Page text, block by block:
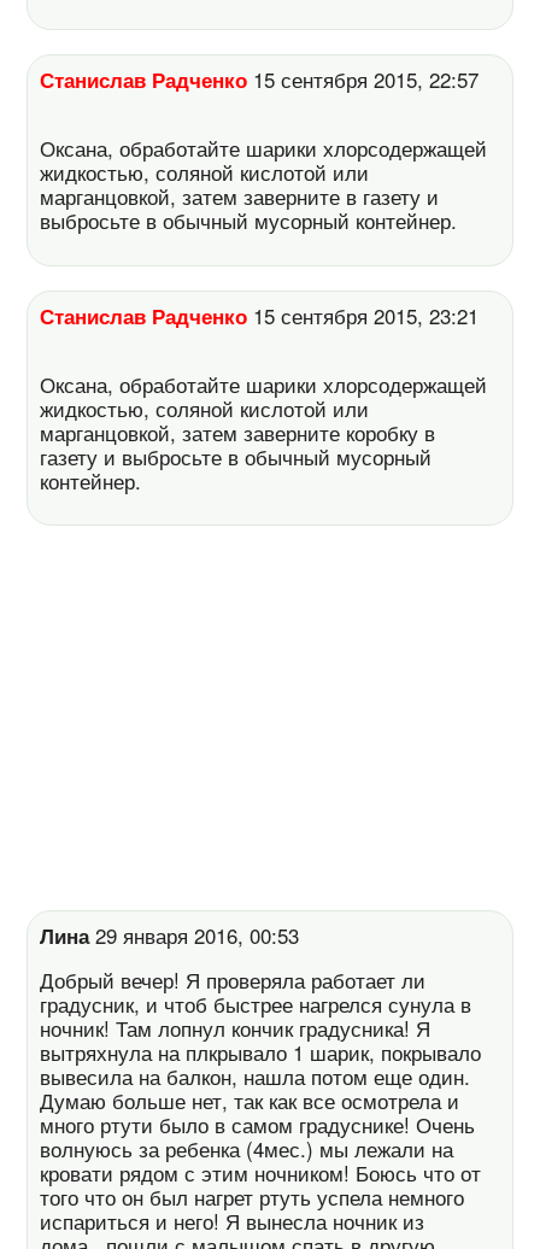
Станислав Радченко 15 сентября 2015, 22:57
Оксана, обработайте шарики хлорсодержащей
жидкостью, соляной кислотой или
марганцовкой, затем заверните в газету и
выбросьте в обычный мусорный контейнер.
Станислав Радченко 15 сентября 2015, 23:21
Оксана, обработайте шарики хлорсодержащей
жидкостью, соляной кислотой или
марганцовкой, затем заверните коробку в
газету и выбросьте в обычный мусорный
контейнер.
Лина29 января 2016, 00:53
Добрый вечер! Я проверяла работает ли
градусник, и чтоб быстрее нагрелся сунула в
ночник! Там лопнул кончик градусника! Я
вытряхнула на плкрывало 1 шарик, покрывало
вывесила на балкон, нашла потом еще один.
Думаю больше нет, так как все осмотрела и
много ртути было в самом градуснике! Очень
волнуюсь за ребенка (4мес.) мы лежали на
кровати рядом с этим ночником! Боюсь что от
того что он был нагрет ртуть успела немного
испариться и него! Я вынесла ночник из